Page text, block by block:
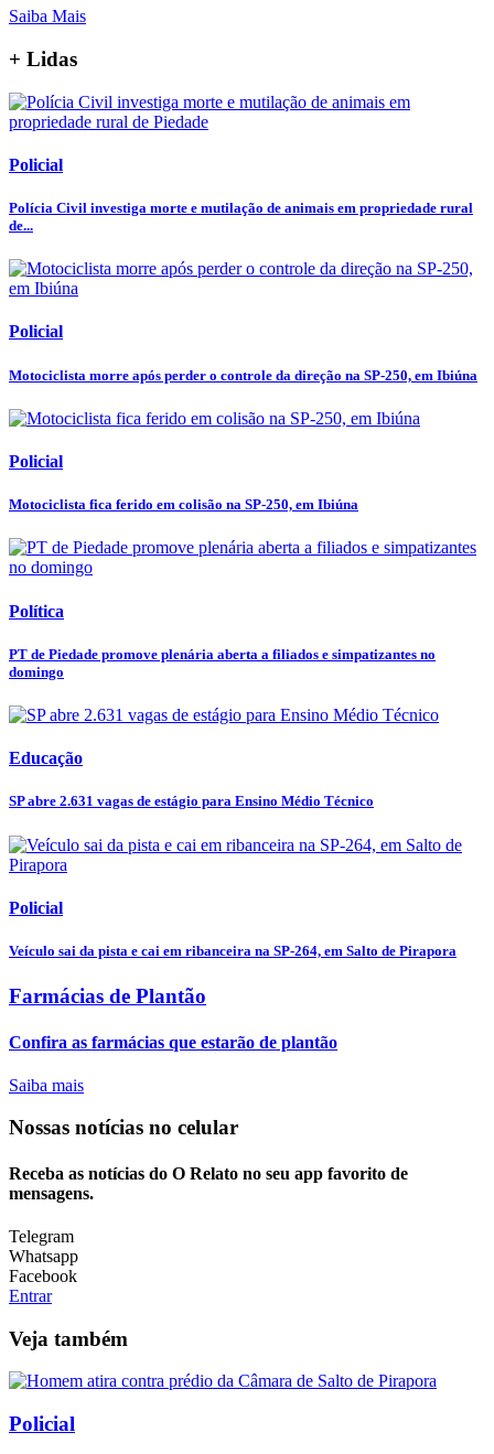
Saiba Mais
+ Lidas
Policial
Polícia Civil investiga morte e mutilação de animais em propriedade rural
de...
Policial
Motociclista morre após perder o controle da direção na SP-250, em Ibiúna
Policial
Motociclista fica ferido em colisão na SP-250, em Ibiúna
Política
PT de Piedade promove plenária aberta a filiados e simpatizantes no
domingo
Educação
SP abre 2.631 vagas de estágio para Ensino Médio Técnico
Policial
Veículo sai da pista e cai em ribanceira na SP-264, em Salto de Pirapora
Farmácias de Plantão
Confira as farmácias que estarão de plantão
Saiba mais
Nossas notícias no celular
Receba as notícias do O Relato no seu app favorito de
mensagens.
Telegram
Whatsapp
Facebook
Entrar
Veja também
Policial